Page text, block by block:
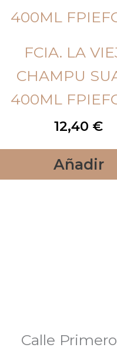
FCIA. LA
CHAMPU
400ML
12,40 €
Añadir
Calle